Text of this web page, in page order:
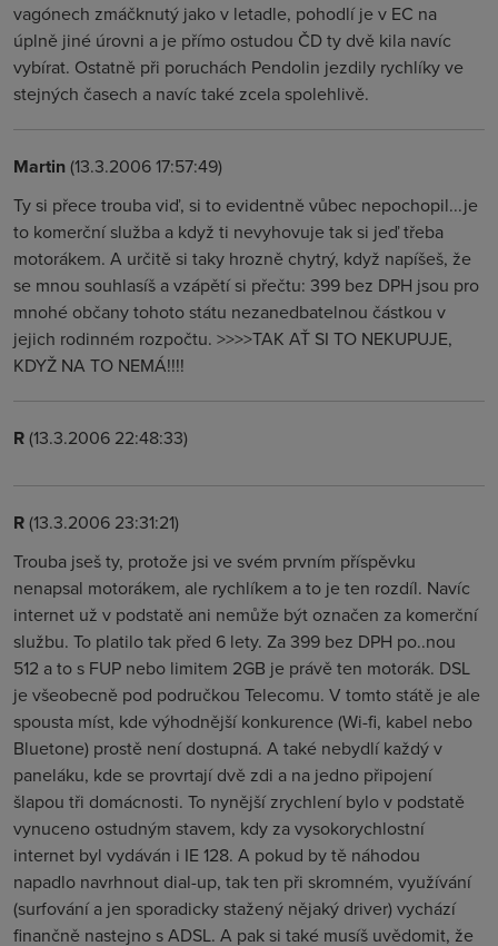
vagónech zmáčknutý jako v letadle, pohodlí je v EC na
úplně jiné úrovni a je přímo ostudou ČD ty dvě kila navíc
vybírat. Ostatně při poruchách Pendolin jezdily rychlíky ve
stejných časech a navíc také zcela spolehlivě.
Martin(13.3.2006 17:57:49)
Ty si přece trouba viď, si to evidentně vůbec nepochopil...je
to komerční služba a když ti nevyhovuje tak si jeď třeba
motorákem. A určitě si taky hrozně chytrý, když napíšeš, že
se mnou souhlasíš a vzápětí si přečtu: 399 bez DPH jsou pro
mnohé občany tohoto státu nezanedbatelnou částkou v
jejich rodinném rozpočtu. >>>>TAK AŤ SI TO NEKUPUJE,
KDYŽ NA TO NEMÁ!!!!
R(13.3.2006 22:48:33)
R(13.3.2006 23:31:21)
Trouba jseš ty, protože jsi ve svém prvním příspěvku
nenapsal motorákem, ale rychlíkem a to je ten rozdíl. Navíc
internet už v podstatě ani nemůže být označen za komerční
službu. To platilo tak před 6 lety. Za 399 bez DPH po..nou
512 a to s FUP nebo limitem 2GB je právě ten motorák. DSL
je všeobecně pod područkou Telecomu. V tomto státě je ale
spousta míst, kde výhodnější konkurence (Wi-fi, kabel nebo
Bluetone) prostě není dostupná. A také nebydlí každý v
paneláku, kde se provrtají dvě zdi a na jedno připojení
šlapou tři domácnosti. To nynější zrychlení bylo v podstatě
vynuceno ostudným stavem, kdy za vysokorychlostní
internet byl vydáván i IE 128. A pokud by tě náhodou
napadlo navrhnout dial-up, tak ten při skromném, využívání
(surfování a jen sporadicky stažený nějaký driver) vychází
finančně nastejno s ADSL. A pak si také musíš uvědomit, že